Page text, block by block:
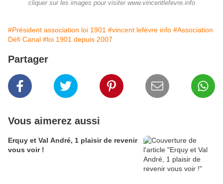
cliquer sur les images pour visiter www.vincentlefevre.info
#Président association loi 1901 #vincent lefèvre info #Association
Défi Canal #loi 1901 depuis 2007
Partager
Vous aimerez aussi
Erquy et Val André, 1 plaisir de revenir
vous voir !